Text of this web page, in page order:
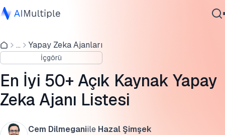
Ajanik Yapay Zeka
Siber güvenlik
Veri
Kurumsal Yazılım
Hizmetler
... Yapay Zeka Ajanları
İçgörü
En İyi 50+ Açık Kaynak Yapay
Zeka Ajanı Listesi
Cem Dilmeganiile Hazal Şimşek
Bir YZ ajanı tam olarak nedir?
Bu ajanlar tamamen özerk mi?
Yapay zeka ajanları ne zaman (ve ne zaman
kullanılmamalı) kullanılmalıdır
Açık kaynak yapay zeka ajanı örnekleri